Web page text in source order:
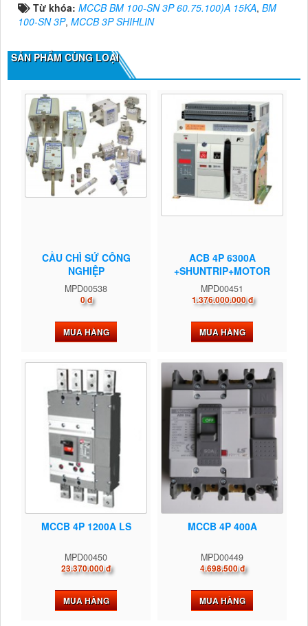
Từ khóa: MCCB BM 100-SN 3P 60.75.100)A 15KA, BM
100-SN 3P, MCCB 3P SHIHLIN
SẢN PHẨM CÙNG LOẠI
CẦU CHÌ SỨ CÔNG
NGHIỆP
MPD00538
0 đ
MUA HÀNG
ACB 4P 6300A
+SHUNTRIP+MOTOR
MPD00451
1.376.000.000 đ
MUA HÀNG
MCCB 4P 1200A LS
MPD00450
23.370.000 đ
MUA HÀNG
MCCB 4P 400A
MPD00449
4.698.500 đ
MUA HÀNG